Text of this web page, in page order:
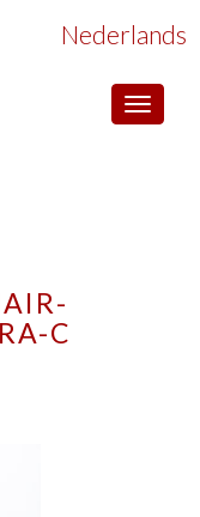
Toggle
Nederlands
C